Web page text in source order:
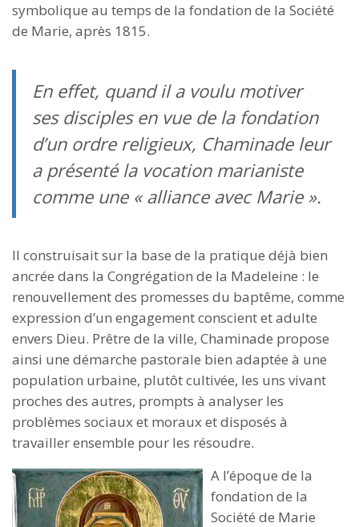
symbolique au temps de la fondation de la Société
de Marie, après 1815.
En effet, quand il a voulu motiver
ses disciples en vue de la fondation
d’un ordre religieux, Chaminade leur
a présenté la vocation marianiste
comme une « alliance avec Marie ».
Il construisait sur la base de la pratique déjà bien
ancrée dans la Congrégation de la Madeleine : le
renouvellement des promesses du baptême, comme
expression d’un engagement conscient et adulte
envers Dieu. Prêtre de la ville, Chaminade propose
ainsi une démarche pastorale bien adaptée à une
population urbaine, plutôt cultivée, les uns vivant
proches des autres, prompts à analyser les
problèmes sociaux et moraux et disposés à
travailler ensemble pour les résoudre.
A l’époque de la
fondation de la
Société de Marie